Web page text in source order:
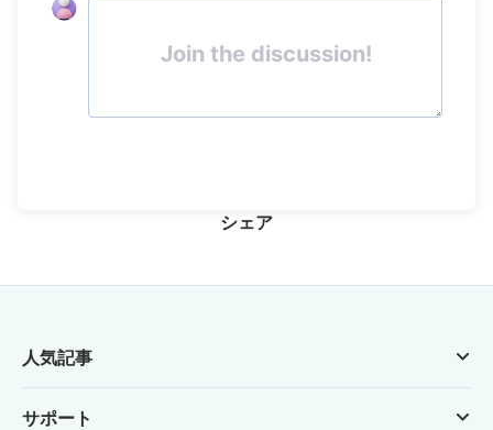
Join the discussion!
シェア
人気記事
サポート